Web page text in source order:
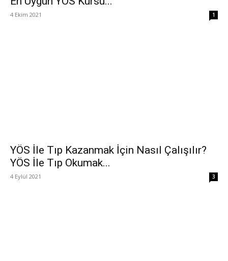
4 Ekim 2021 1
YÖS İle Tıp Kazanmak İçin Nasıl Çalışılır?
YÖS İle Tıp Okumak...
4 Eylül 2021 3